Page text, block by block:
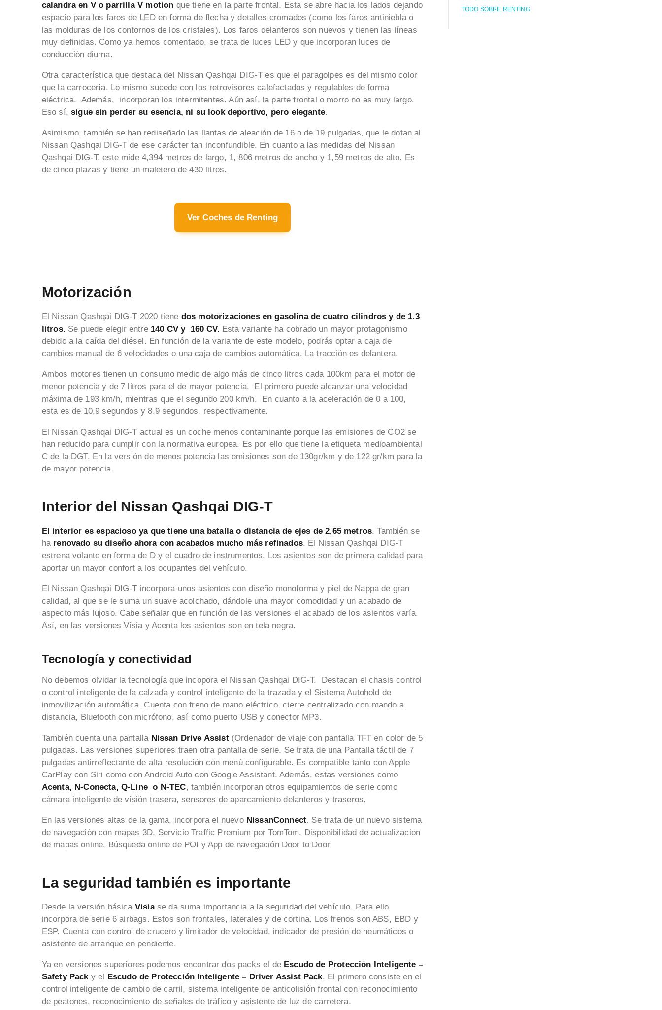
calandra en V o parrilla V motion que tiene en la parte frontal. Esta se abre hacia los lados dejando
espacio para los faros de LED en forma de flecha y detalles cromados (como los faros antiniebla o
las molduras de los contornos de los cristales). Los faros delanteros son nuevos y tienen las líneas
muy definidas. Como ya hemos comentado, se trata de luces LED y que incorporan luces de
conducción diurna.
Otra característica que destaca del Nissan Qashqai DIG-T es que el paragolpes es del mismo color
que la carrocería. Lo mismo sucede con los retrovisores calefactados y regulables de forma
eléctrica. Además, incorporan los intermitentes. Aún así, la parte frontal o morro no es muy largo.
Eso sí,sigue sin perder su esencia, ni su look deportivo, pero elegante.
Asimismo, también se han rediseñado las llantas de aleación de 16 o de 19 pulgadas, que le dotan al
Nissan Qashqai DIG-T de ese carácter tan inconfundible. En cuanto a las medidas del Nissan
Qashqai DIG-T, este mide 4,394 metros de largo, 1, 806 metros de ancho y 1,59 metros de alto. Es
de cinco plazas y tiene un maletero de 430 litros.
Ver Coches de Renting
Motorización
El Nissan Qashqai DIG-T 2020 tiene dos motorizaciones en gasolina de cuatro cilindros y de 1.3
litros. Se puede elegir entre 140 CV y 160 CV. Esta variante ha cobrado un mayor protagonismo
debido a la caída del diésel. En función de la variante de este modelo, podrás optar a caja de
cambios manual de 6 velocidades o una caja de cambios automática. La tracción es delantera.
Ambos motores tienen un consumo medio de algo más de cinco litros cada 100km para el motor de
menor potencia y de 7 litros para el de mayor potencia. El primero puede alcanzar una velocidad
máxima de 193 km/h, mientras que el segundo 200 km/h. En cuanto a la aceleración de 0 a 100,
esta es de 10,9 segundos y 8.9 segundos, respectivamente.
El Nissan Qashqai DIG-T actual es un coche menos contaminante porque las emisiones de CO2 se
han reducido para cumplir con la normativa europea. Es por ello que tiene la etiqueta medioambiental
C de la DGT. En la versión de menos potencia las emisiones son de 130gr/km y de 122 gr/km para la
de mayor potencia.
Interior del Nissan Qashqai DIG-T
El interior es espacioso ya que tiene una batalla o distancia de ejes de 2,65 metros. También se
ha renovado su diseño ahora con acabados mucho más refinados. El Nissan Qashqai DIG-T
estrena volante en forma de D y el cuadro de instrumentos. Los asientos son de primera calidad para
aportar un mayor confort a los ocupantes del vehículo.
El Nissan Qashqai DIG-T incorpora unos asientos con diseño monoforma y piel de Nappa de gran
calidad, al que se le suma un suave acolchado, dándole una mayor comodidad y un acabado de
aspecto más lujoso. Cabe señalar que en función de las versiones el acabado de los asientos varía.
Así, en las versiones Visia y Acenta los asientos son en tela negra.
Tecnología y conectividad
No debemos olvidar la tecnología que incopora el Nissan Qashqai DIG-T. Destacan el chasis control
o control inteligente de la calzada y control inteligente de la trazada y el Sistema Autohold de
inmovilización automática. Cuenta con freno de mano eléctrico, cierre centralizado con mando a
distancia, Bluetooth con micrófono, así como puerto USB y conector MP3.
También cuenta una pantalla Nissan Drive Assist(Ordenador de viaje con pantalla TFT en color de 5
pulgadas. Las versiones superiores traen otra pantalla de serie. Se trata de una Pantalla táctil de 7
pulgadas antirreflectante de alta resolución con menú configurable. Es compatible tanto con Apple
CarPlay con Siri como con Android Auto con Google Assistant. Además, estas versiones como
Acenta, N-Conecta, Q-Line o N-TEC, también incorporan otros equipamientos de serie como
cámara inteligente de visión trasera, sensores de aparcamiento delanteros y traseros.
En las versiones altas de la gama, incorpora el nuevo NissanConnect. Se trata de un nuevo sistema
de navegación con mapas 3D, Servicio Traffic Premium por TomTom, Disponibilidad de actualizacion
de mapas online, Búsqueda online de POI y App de navegación Door to Door
La seguridad también es importante
Desde la versión básica Visia se da suma importancia a la seguridad del vehículo. Para ello
incorpora de serie 6 airbags. Estos son frontales, laterales y de cortina. Los frenos son ABS, EBD y
ESP. Cuenta con control de crucero y limitador de velocidad, indicador de presión de neumáticos o
asistente de arranque en pendiente.
Ya en versiones superiores podemos encontrar dos packs el de Escudo de Protección Inteligente –
Safety Packy el Escudo de Protección Inteligente – Driver Assist Pack. El primero consiste en el
control inteligente de cambio de carril, sistema inteligente de anticolisión frontal con reconocimiento
de peatones, reconocimiento de señales de tráfico y asistente de luz de carretera.
TODO SOBRE RENTING